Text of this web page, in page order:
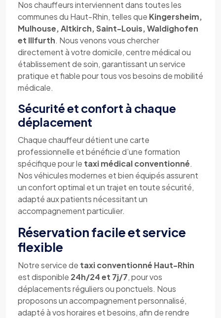
Nos chauffeurs interviennent dans toutes les
communes du Haut-Rhin, telles que Kingersheim,
Mulhouse, Altkirch, Saint-Louis, Waldighofen
et Illfurth. Nous venons vous chercher
directement à votre domicile, centre médical ou
établissement de soin, garantissant un service
pratique et fiable pour tous vos besoins de mobilité
médicale.
Sécurité et confort à chaque
déplacement
Chaque chauffeur détient une carte
professionnelle et bénéficie d’une formation
spécifique pour le taxi médical conventionné.
Nos véhicules modernes et bien équipés assurent
un confort optimal et un trajet en toute sécurité,
adapté aux patients nécessitant un
accompagnement particulier.
Réservation facile et service
flexible
Notre service de taxi conventionné Haut-Rhin
est disponible 24h/24 et 7j/7, pour vos
déplacements réguliers ou ponctuels. Nous
proposons un accompagnement personnalisé,
adapté à vos horaires et besoins, afin de rendre